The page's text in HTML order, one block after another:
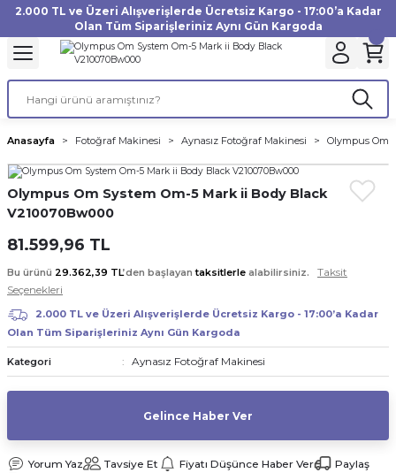
2.000 TL ve Üzeri Alışverişlerde Ücretsiz Kargo - 17:00’a Kadar
Olan Tüm Siparişleriniz Aynı Gün Kargoda
Geri Dön
Aksesuarları
Geri Dön
Filtre Kitleri
Geri Dön
Geri Dön
Geri Dön
Geri Dön
Geri Dön
Termal Kağıt
Geri Dön
Instax Wide Film
Geri Dön
Geri Dön
Geri Dön
Aksesuarları
Geri Dön
Anasayfa Fotoğraf Makinesi Aynasız Fotoğraf Makinesi Olympus Om
Olympus Om System Om-5 Mark ii Body Black
V210070Bw000
81.599,96 TL
Bu ürünü 29.362,39 TL’den başlayantaksitlerle alabilirsiniz.
Taksit
Seçenekleri
2.000 TL ve Üzeri Alışverişlerde Ücretsiz Kargo - 17:00’a Kadar
Olan Tüm Siparişleriniz Aynı Gün Kargoda
Kategori Aynasız Fotoğraf Makinesi
Gelince Haber Ver
Yorum Yaz Tavsiye Et Fiyatı Düşünce Haber Ver
Paylaş